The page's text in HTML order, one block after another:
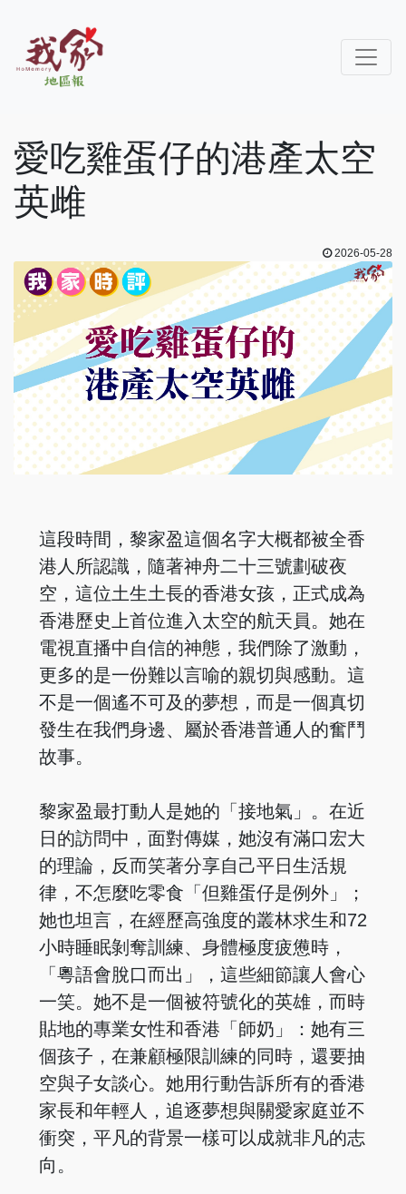
愛吃雞蛋仔的港產太空
英雌
2026-05-28
這段時間，黎家盈這個名字大概都被全香
港人所認識，隨著神舟二十三號劃破夜
空，這位土生土長的香港女孩，正式成為
香港歷史上首位進入太空的航天員。她在
電視直播中自信的神態，我們除了激動，
更多的是一份難以言喻的親切與感動。這
不是一個遙不可及的夢想，而是一個真切
發生在我們身邊、屬於香港普通人的奮鬥
故事。
黎家盈最打動人是她的「接地氣」。在近
日的訪問中，面對傳媒，她沒有滿口宏大
的理論，反而笑著分享自己平日生活規
律，不怎麼吃零食「但雞蛋仔是例外」；
她也坦言，在經歷高強度的叢林求生和72
小時睡眠剝奪訓練、身體極度疲憊時，
「粵語會脫口而出」，這些細節讓人會心
一笑。她不是一個被符號化的英雄，而時
貼地的專業女性和香港「師奶」：她有三
個孩子，在兼顧極限訓練的同時，還要抽
空與子女談心。她用行動告訴所有的香港
家長和年輕人，追逐夢想與關愛家庭並不
衝突，平凡的背景一樣可以成就非凡的志
向。